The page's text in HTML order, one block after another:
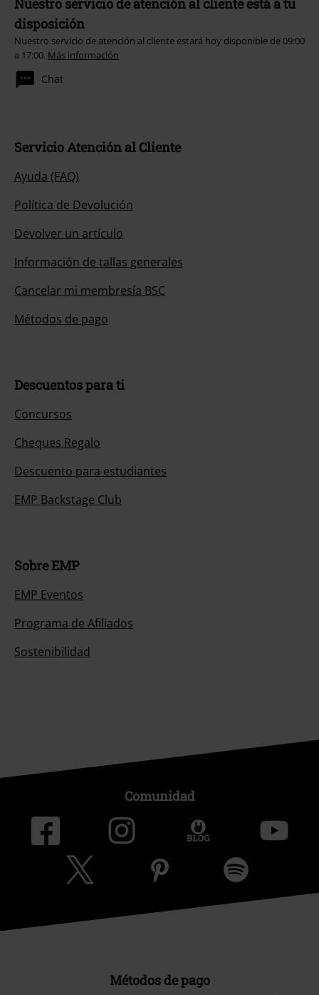
Nuestro servicio de atención al cliente está a tu
disposición
Nuestro servicio de atención al cliente estará hoy disponible de 09:00
a 17:00. Más información
Chat
Servicio Atención al Cliente
Ayuda (FAQ)
Política de Devolución
Devolver un artículo
Información de tallas generales
Cancelar mi membresía BSC
Métodos de pago
Descuentos para ti
Concursos
Cheques Regalo
Descuento para estudiantes
EMP Backstage Club
Sobre EMP
EMP Eventos
Programa de Afiliados
Sostenibilidad
Comunidad
Métodos de pago